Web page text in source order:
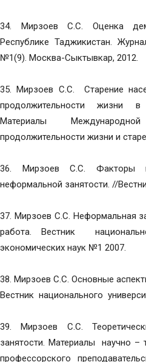
34. Мирзоев С.С. Оценка
Республике Таджикистан.
№1(9). Москва-Сыктывкар, 2012.
35. Мирзоев С.С. Старение
продолжительности жизни в
Материалы
продолжительности жизни и
36. Мирзоев С.С. Факторы и
неформальной занятости. //
37. Мирзоев С.С. Неформальная
работа. Вестник
экономических наук №1 2007.
38. Мирзоев С.С. Основные
Вестник национального
39. Мирзоев С.С.
занятости. Материалы научно –
профессорского